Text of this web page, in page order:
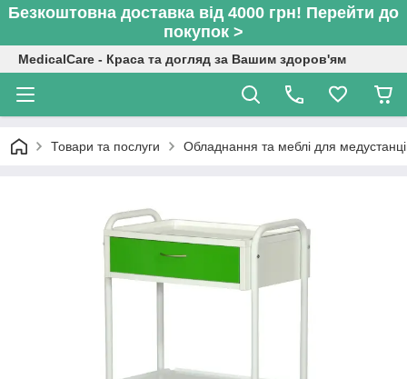
Безкоштовна доставка від 4000 грн! Перейти до
покупок >
MedicalCare - Краса та догляд за Вашим здоров'ям
Товари та послуги Обладнання та меблі для